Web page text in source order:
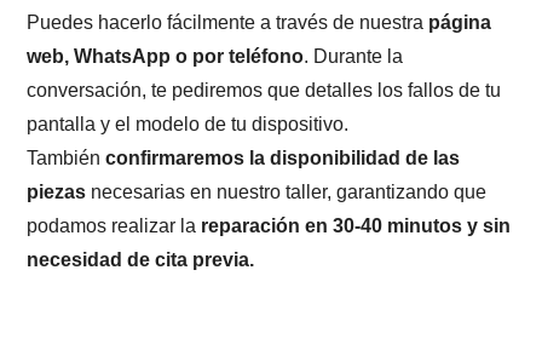
Puedes hacerlo fácilmente a través de nuestra página
web, WhatsApp o por teléfono. Durante la
conversación, te pediremos que detalles los fallos de tu
pantalla y el modelo de tu dispositivo.
Tambiénconfirmaremos la disponibilidad de las
piezas necesarias en nuestro taller, garantizando que
podamos realizar la reparación en 30-40 minutos y sin
necesidad de cita previa.